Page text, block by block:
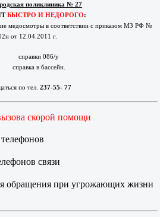
поликлиника № 27
БЫСТРО И НЕДОРОГО:
медосмотры в соответствии с приказом МЗ РФ №
от 12.04.2011 г.
справки 086/у
справка в бассейн.
по тел. 237-55- 77
скорой помощи
связи
обращения при угрожающих жизни